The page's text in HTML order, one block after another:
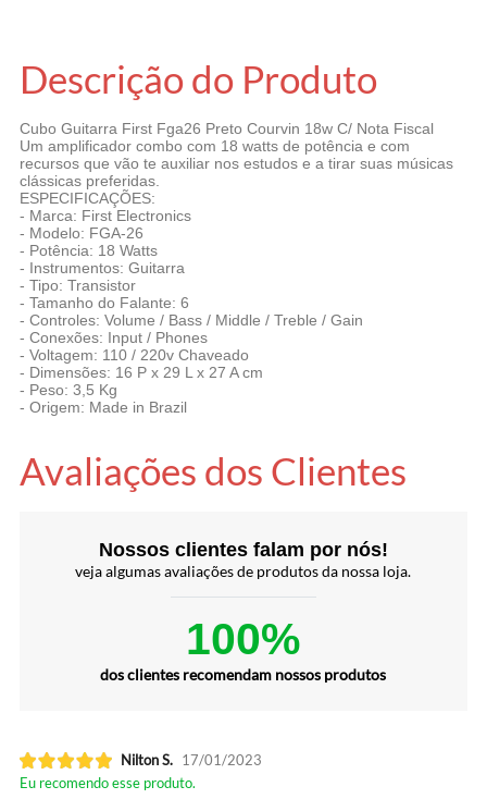
Descrição do Produto
Cubo Guitarra First Fga26 Preto Courvin 18w C/ Nota Fiscal
Um amplificador combo com 18 watts de potência e com
recursos que vão te auxiliar nos estudos e a tirar suas músicas
clássicas preferidas.
ESPECIFICAÇÕES:
- Marca: First Electronics
- Modelo: FGA-26
- Potência: 18 Watts
- Instrumentos: Guitarra
- Tipo: Transistor
- Tamanho do Falante: 6
- Controles: Volume / Bass / Middle / Treble / Gain
- Conexões: Input / Phones
- Voltagem: 110 / 220v Chaveado
- Dimensões: 16 P x 29 L x 27 A cm
- Peso: 3,5 Kg
- Origem: Made in Brazil
Avaliações dos Clientes
Nossos clientes falam por nós!
veja algumas avaliações de produtos da nossa loja.
100%
dos clientes recomendam nossos produtos
Nilton S. 17/01/2023
Eu recomendo esse produto.